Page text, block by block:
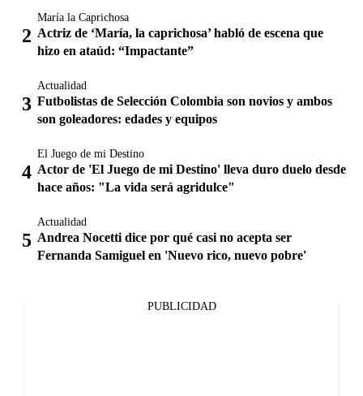
María la Caprichosa
Actriz de ‘María, la caprichosa’ habló de escena que
hizo en ataúd: “Impactante”
Actualidad
Futbolistas de Selección Colombia son novios y ambos
son goleadores: edades y equipos
El Juego de mi Destino
Actor de 'El Juego de mi Destino' lleva duro duelo desde
hace años: "La vida será agridulce"
Actualidad
Andrea Nocetti dice por qué casi no acepta ser
Fernanda Samiguel en 'Nuevo rico, nuevo pobre'
PUBLICIDAD